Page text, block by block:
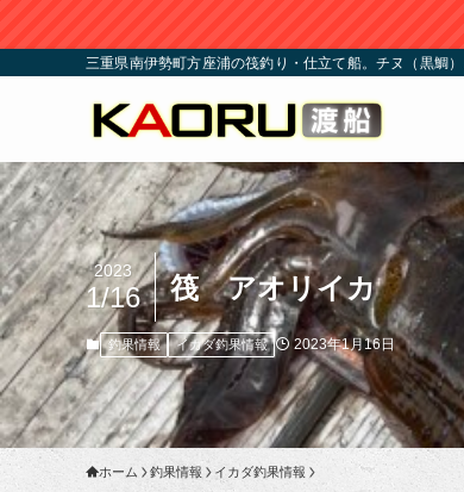
三重県南伊勢町方座浦の筏釣り・仕立て船。チヌ（黒鯛
筏 アオリイカ
2023
1/16
釣果情報 イカダ釣果情報 2023年1月16日
ホーム 釣果情報 イカダ釣果情報